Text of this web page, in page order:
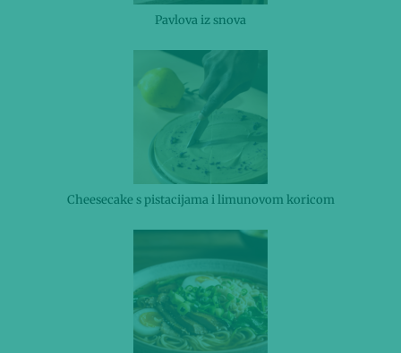
Pavlova iz snova
Cheesecake s pistacijama i limunovom koricom